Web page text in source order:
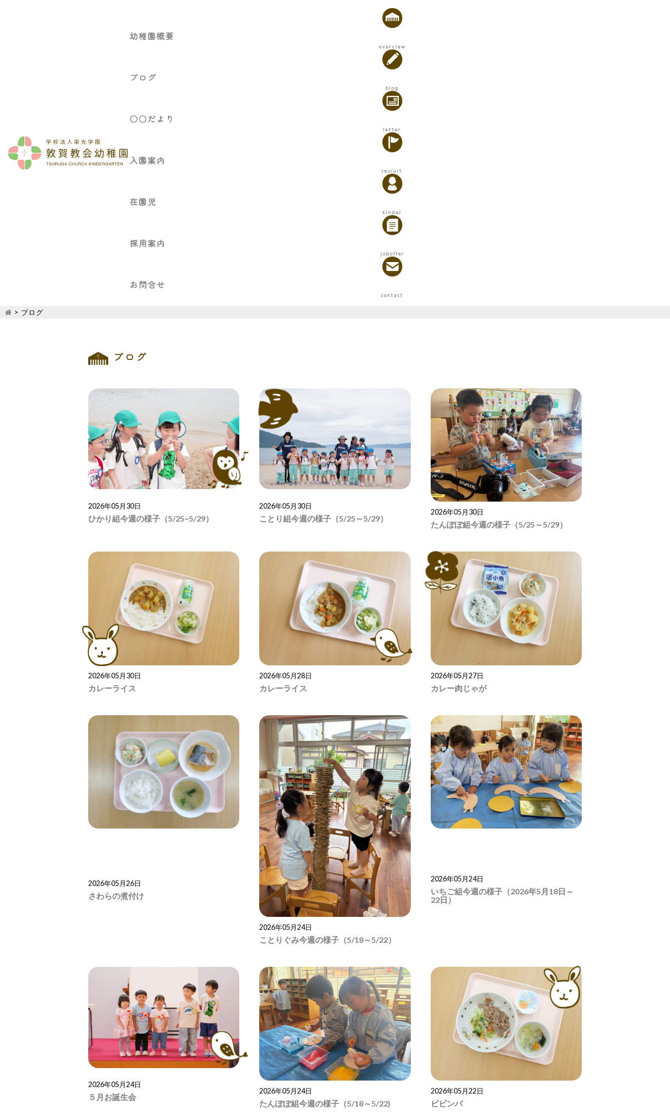
幼稚園概要
ブログ
○○だより
入園案内
在園児
採用案内
お問合せ
> ブログ
ブログ
2026年05月30日
ひかり組今週の様子（5/25~5/29）
2026年05月30日
ことり組今週の様子（5/25～5/29）
2026年05月30日
たんぽぽ組今週の様子（5/25～5/29）
2026年05月30日
カレーライス
2026年05月28日
カレーライス
2026年05月27日
カレー肉じゃが
2026年05月26日
さわらの煮付け
2026年05月24日
ことりぐみ今週の様子（5/18～5/22）
2026年05月24日
いちご組今週の様子（2026年5月18日～
22日）
2026年05月24日
５月お誕生会
2026年05月24日
たんぽぽ組今週の様子（5/18～5/22)
2026年05月22日
ビビンバ